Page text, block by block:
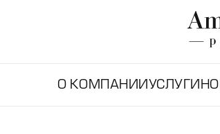
О КОМПАНИИ УСЛУГИ